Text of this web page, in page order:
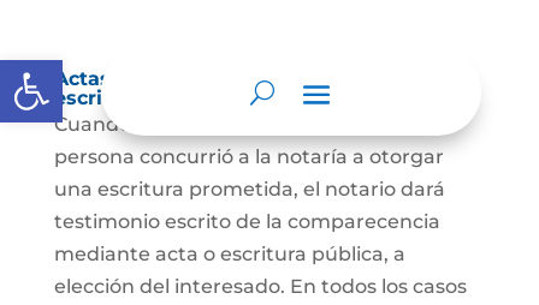
Abrir barra de herramientas
Actas de comparecencia para otorgar
escritura pública
Cuando se trate de comprobar que una
persona concurrió a la notaría a otorgar
una escritura prometida, el notario dará
testimonio escrito de la comparecencia
mediante acta o escritura pública, a
elección del interesado. En todos los casos